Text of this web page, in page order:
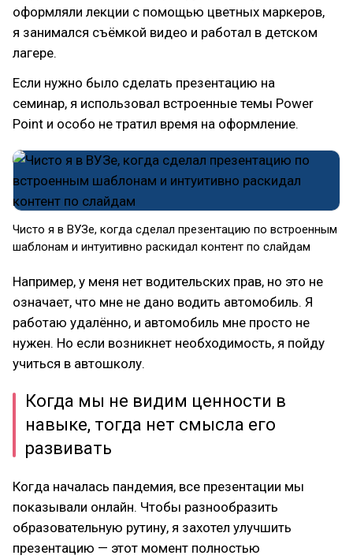
оформляли лекции с помощью цветных маркеров,
я занимался съёмкой видео и работал в детском
лагере.
Если нужно было сделать презентацию на
семинар, я использовал встроенные темы Power
Point и особо не тратил время на оформление.
Чисто я в ВУЗе, когда сделал презентацию по встроенным
шаблонам и интуитивно раскидал контент по слайдам
Например, у меня нет водительских прав, но это не
означает, что мне не дано водить автомобиль. Я
работаю удалённо, и автомобиль мне просто не
нужен. Но если возникнет необходимость, я пойду
учиться в автошколу.
Когда мы не видим ценности в
навыке, тогда нет смысла его
развивать
Когда началась пандемия, все презентации мы
показывали онлайн. Чтобы разнообразить
образовательную рутину, я захотел улучшить
презентацию — этот момент полностью